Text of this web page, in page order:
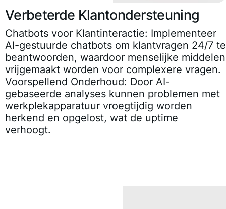
Verbeterde Klantondersteuning
Chatbots voor Klantinteractie: Implementeer
AI-gestuurde chatbots om klantvragen 24/7 te
beantwoorden, waardoor menselijke middelen
vrijgemaakt worden voor complexere vragen.
Voorspellend Onderhoud: Door AI-
gebaseerde analyses kunnen problemen met
werkplekapparatuur vroegtijdig worden
herkend en opgelost, wat de uptime
verhoogt.